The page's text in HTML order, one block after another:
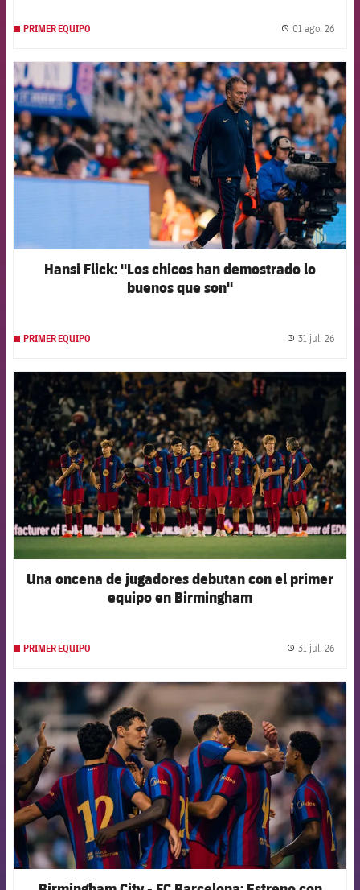
PRIMER EQUIPO 01 ago. 26
FCB Barcelona badge
Hansi Flick: "Los chicos han demostrado lo
buenos que son"
PRIMER EQUIPO 31 jul. 26
FCB Barcelona badge
Una oncena de jugadores debutan con el primer
equipo en Birmingham
PRIMER EQUIPO 31 jul. 26
FCB Barcelona badge